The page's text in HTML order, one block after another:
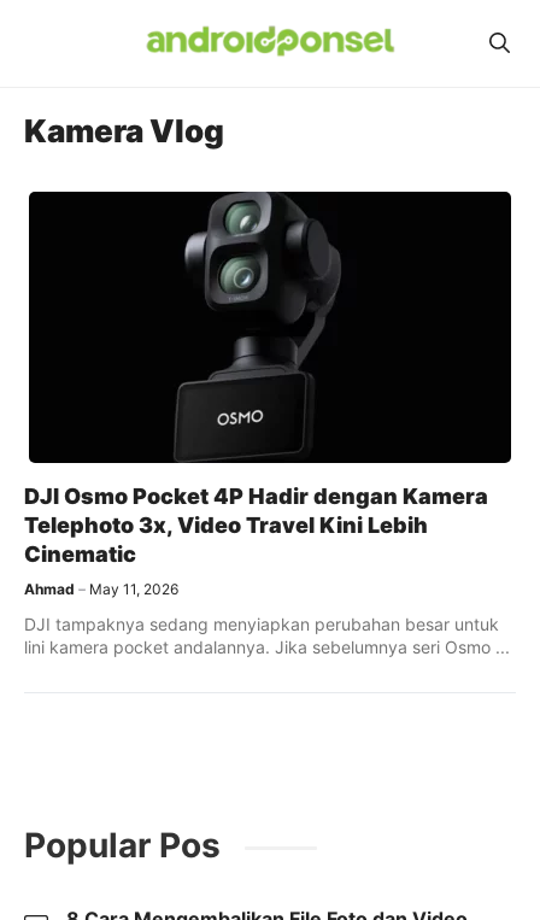
Kamera Vlog
DJI Osmo Pocket 4P Hadir dengan Kamera
Telephoto 3x, Video Travel Kini Lebih
Cinematic
Ahmad May 11, 2026
DJI tampaknya sedang menyiapkan perubahan besar untuk
lini kamera pocket andalannya. Jika sebelumnya seri Osmo ...
Popular Pos